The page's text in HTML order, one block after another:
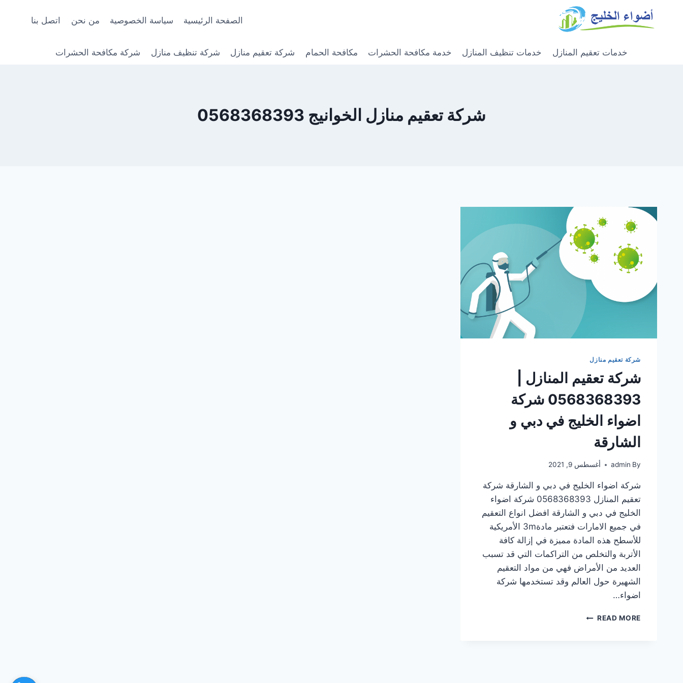
الصفحة الرئيسية سياسة الخصوصية من نحن اتصل بنا
خدمات تعقيم المنازل خدمات تنظيف المنازل خدمة مكافحة الحشرات مكافحة الحمام شركة تعقيم منازل شركة تنظيف منازل شركة مكافحة الحشرات
شركة تعقيم منازل الخوانيج 0568368393
شركة تعقيم منازل
شركة تعقيم المنازل |
0568368393 شركة
اضواء الخليج في دبي و
الشارقة
By
admin أغسطس 9, 2021
شركة اضواء الخليج في دبي و الشارقة شركة
تعقيم المنازل 0568368393 شركة اضواء
الخليج في دبي و الشارقة افضل انواع التعقيم
في جميع الامارات فتعتبر مادة3m الأمريكية
للأسطح هذه المادة مميزة في إزالة كافة
الأتربة والتخلص من التراكمات التي قد تسبب
العديد من الأمراض فهي من مواد التعقيم
الشهيرة حول العالم وقد تستخدمها شركة
اضواء…
READ MORE